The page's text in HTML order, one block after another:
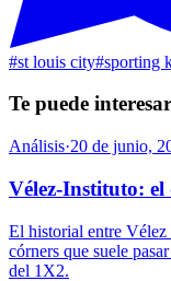
#st louis city#sporting
Te puede interesar
Análisis·20 de junio,
Vélez-Instituto: el
El historial entre
córners que suele
del 1X2.